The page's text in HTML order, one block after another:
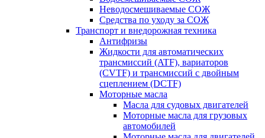
Неводосмешиваемые СОЖ
Средства по уходу за СОЖ
Транспорт и внедорожная техника
Антифризы
Жидкости для автоматических
трансмиссий (ATF), вариаторов
(CVTF) и трансмиссий с двойным
сцеплением (DCTF)
Моторные масла
Масла для судовых двигателей
Моторные масла для грузовых
автомобилей